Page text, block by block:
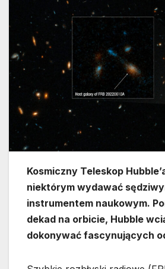
Kosmiczny Teleskop
niektórym wydawać
instrumentem naukowym.
dekad na orbicie, Hubble
dokonywać fascynujących